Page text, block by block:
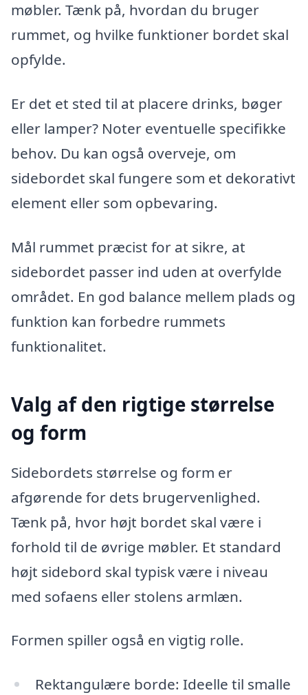
møbler. Tænk på, hvordan du bruger
rummet, og hvilke funktioner bordet skal
opfylde.
Er det et sted til at placere drinks, bøger
eller lamper? Noter eventuelle specifikke
behov. Du kan også overveje, om
sidebordet skal fungere som et dekorativt
element eller som opbevaring.
Mål rummet præcist for at sikre, at
sidebordet passer ind uden at overfylde
området. En god balance mellem plads og
funktion kan forbedre rummets
funktionalitet.
Valg af den rigtige størrelse
og form
Sidebordets størrelse og form er
afgørende for dets brugervenlighed.
Tænk på, hvor højt bordet skal være i
forhold til de øvrige møbler. Et standard
højt sidebord skal typisk være i niveau
med sofaens eller stolens armlæn.
Formen spiller også en vigtig rolle.
Rektangulære borde: Ideelle til smalle